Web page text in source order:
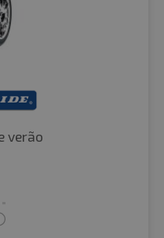
verão